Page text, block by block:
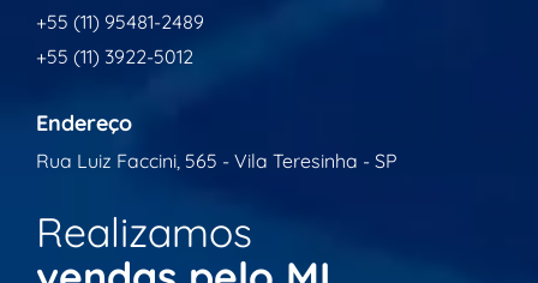
+55 (11) 95481-2489
+55 (11) 3922-5012
Endereço
Rua Luiz Faccini, 565 - Vila Teresinha - SP
Realizamos